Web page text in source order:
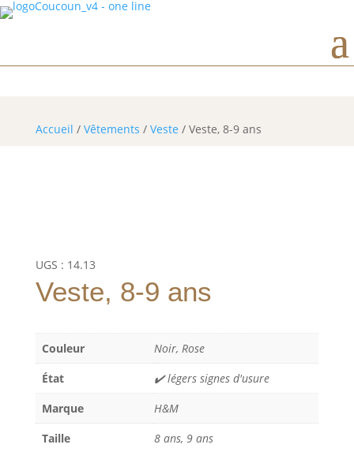
Accueil / Vêtements / Veste / Veste, 8-9 ans
UGS : 14.13
Veste, 8-9 ans
Couleur
Noir, Rose
État
✔️ légers signes d'usure
Marque
H&M
Taille
8 ans, 9 ans